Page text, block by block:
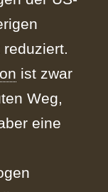
ist zwar
Weg,
eine